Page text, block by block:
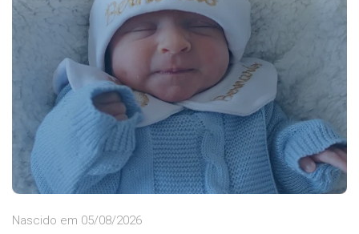
Nascido em 05/08/2026